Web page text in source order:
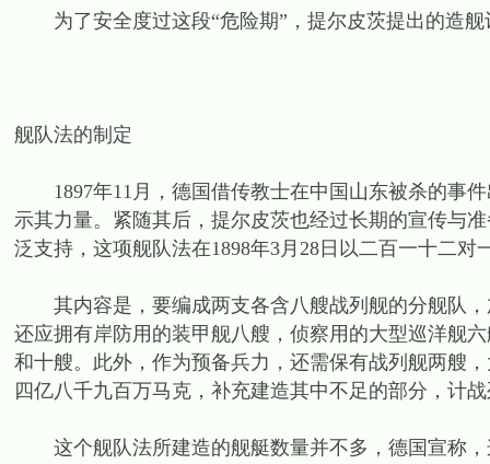
为了安全度过这段“危险期”，提尔皮茨提出的造舰
舰队法的制定
1897年11月，德国借传教士在中国山东被杀的事件
示其力量。紧随其后，提尔皮茨也经过长期的宣传与
泛支持，这项舰队法在1898年3月28日以二百一十二对
其内容是，要编成两支各含八艘战列舰的分舰队，
还应拥有岸防用的装甲舰八艘，侦察用的大型巡洋舰
和十艘。此外，作为预备兵力，还需保有战列舰两艘
四亿八千九百万马克，补充建造其中不足的部分，计
这个舰队法所建造的舰艇数量并不多，德国宣称，